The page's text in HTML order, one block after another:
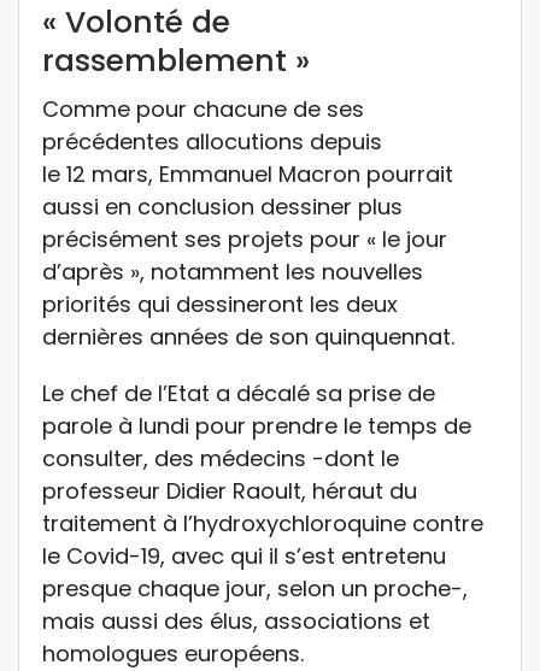
« Volonté de
rassemblement »
Comme pour chacune de ses
précédentes allocutions depuis
le 12 mars, Emmanuel Macron pourrait
aussi en conclusion dessiner plus
précisément ses projets pour « le jour
d’après », notamment les nouvelles
priorités qui dessineront les deux
dernières années de son quinquennat.
Le chef de l’Etat a décalé sa prise de
parole à lundi pour prendre le temps de
consulter, des médecins -dont le
professeur Didier Raoult, héraut du
traitement à l’hydroxychloroquine contre
le Covid-19, avec qui il s’est entretenu
presque chaque jour, selon un proche-,
mais aussi des élus, associations et
homologues européens.